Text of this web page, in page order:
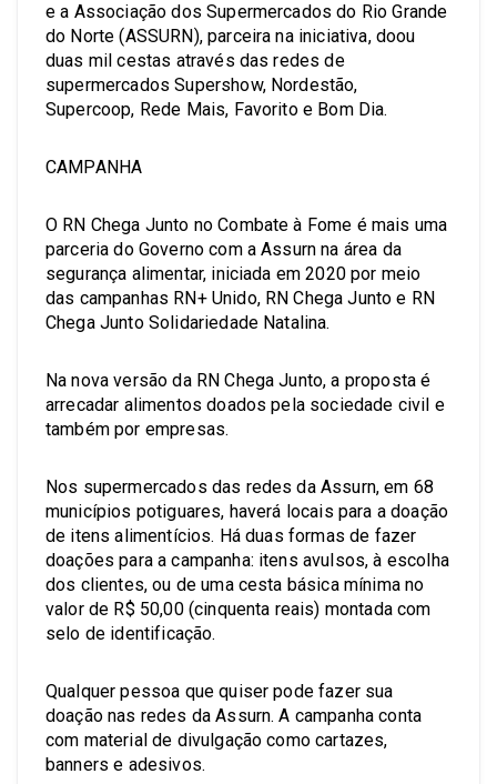
e a Associação dos Supermercados do Rio Grande
do Norte (ASSURN), parceira na iniciativa, doou
duas mil cestas através das redes de
supermercados Supershow, Nordestão,
Supercoop, Rede Mais, Favorito e Bom Dia.
CAMPANHA
O RN Chega Junto no Combate à Fome é mais uma
parceria do Governo com a Assurn na área da
segurança alimentar, iniciada em 2020 por meio
das campanhas RN+ Unido, RN Chega Junto e RN
Chega Junto Solidariedade Natalina.
Na nova versão da RN Chega Junto, a proposta é
arrecadar alimentos doados pela sociedade civil e
também por empresas.
Nos supermercados das redes da Assurn, em 68
municípios potiguares, haverá locais para a doação
de itens alimentícios. Há duas formas de fazer
doações para a campanha: itens avulsos, à escolha
dos clientes, ou de uma cesta básica mínima no
valor de R$ 50,00 (cinquenta reais) montada com
selo de identificação.
Qualquer pessoa que quiser pode fazer sua
doação nas redes da Assurn. A campanha conta
com material de divulgação como cartazes,
banners e adesivos.